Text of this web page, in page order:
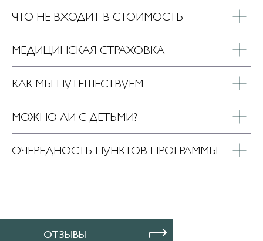
ЧТО НЕ ВХОДИТ В СТОИМОСТЬ
МЕДИЦИНСКАЯ СТРАХОВКА
КАК МЫ ПУТЕШЕСТВУЕМ
МОЖНО ЛИ С ДЕТЬМИ?
ОЧЕРЕДНОСТЬ ПУНКТОВ ПРОГРАММЫ
ОТЗЫВЫ